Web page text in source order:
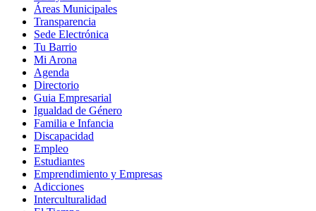
Áreas Municipales
Transparencia
Sede Electrónica
Tu Barrio
Mi Arona
Agenda
Directorio
Guia Empresarial
Igualdad de Género
Familia e Infancia
Discapacidad
Empleo
Estudiantes
Emprendimiento y Empresas
Adicciones
Interculturalidad